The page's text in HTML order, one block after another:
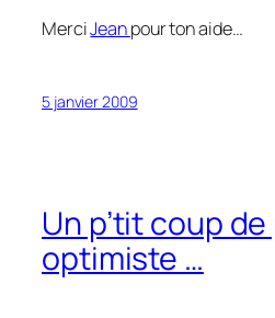
MerciJeanpour ton aide…
5 janvier 2009
Un p’tit coup
optimiste …